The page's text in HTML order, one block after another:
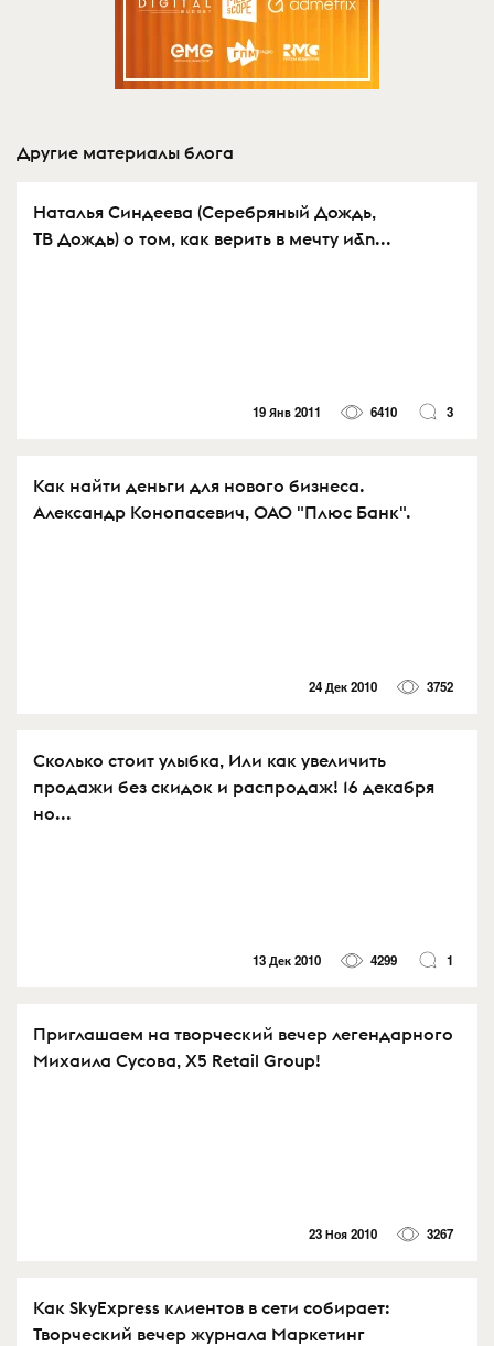
Другие материалы блога
Наталья Синдеева (Серебряный Дождь,
ТВ Дождь) о том, как верить в мечту и&n...
19 Янв 2011 6410 3
Как найти деньги для нового бизнеса.
Александр Конопасевич, ОАО "Плюс Банк".
24 Дек 2010 3752
Сколько стоит улыбка, Или как увеличить
продажи без скидок и распродаж! 16 декабря
но...
13 Дек 2010 4299 1
Приглашаем на творческий вечер легендарного
Михаила Сусова, X5 Retail Group!
23 Ноя 2010 3267
Как SkyExpress клиентов в сети собирает:
Творческий вечер журнала Маркетинг